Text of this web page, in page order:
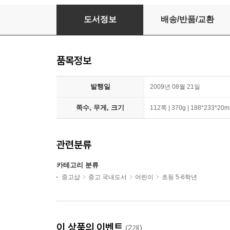
모네 순간을 그린 화가들
도서정보 배송/반품/교환
품목정보
발행일 2009년 08월 21일
쪽수, 무게, 크기 112쪽 | 370g |
관련분류
카테고리 분류
중고샵 중고 국내도서 어린이 초등 5-6학년
이 상품의 이벤트 (2개)